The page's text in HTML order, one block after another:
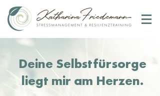
Deine Selbstfürsorge
liegt mir am Herzen.